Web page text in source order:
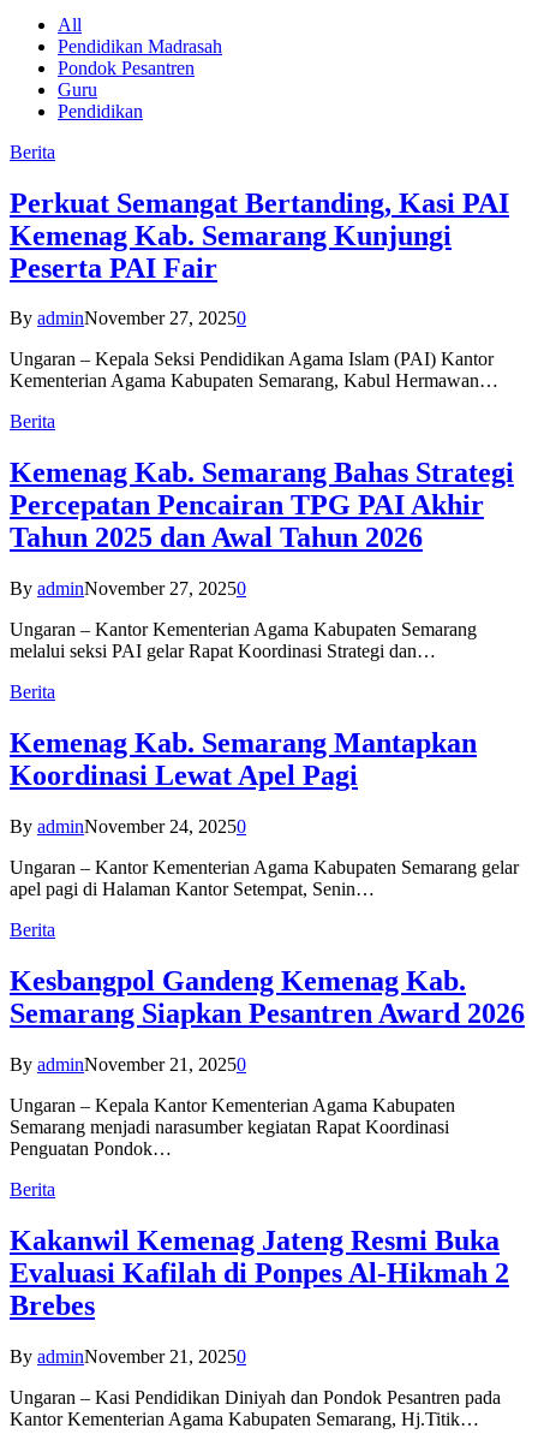
All
Pendidikan Madrasah
Pondok Pesantren
Guru
Pendidikan
Berita
Perkuat Semangat Bertanding, Kasi PAI
Kemenag Kab. Semarang Kunjungi
Peserta PAI Fair
By adminNovember 27, 20250
Ungaran – Kepala Seksi Pendidikan Agama Islam (PAI) Kantor
Kementerian Agama Kabupaten Semarang, Kabul Hermawan…
Berita
Kemenag Kab. Semarang Bahas Strategi
Percepatan Pencairan TPG PAI Akhir
Tahun 2025 dan Awal Tahun 2026
By adminNovember 27, 20250
Ungaran – Kantor Kementerian Agama Kabupaten Semarang
melalui seksi PAI gelar Rapat Koordinasi Strategi dan…
Berita
Kemenag Kab. Semarang Mantapkan
Koordinasi Lewat Apel Pagi
By adminNovember 24, 20250
Ungaran – Kantor Kementerian Agama Kabupaten Semarang gelar
apel pagi di Halaman Kantor Setempat, Senin…
Berita
Kesbangpol Gandeng Kemenag Kab.
Semarang Siapkan Pesantren Award 2026
By adminNovember 21, 20250
Ungaran – Kepala Kantor Kementerian Agama Kabupaten
Semarang menjadi narasumber kegiatan Rapat Koordinasi
Penguatan Pondok…
Berita
Kakanwil Kemenag Jateng Resmi Buka
Evaluasi Kafilah di Ponpes Al-Hikmah 2
Brebes
By adminNovember 21, 20250
Ungaran – Kasi Pendidikan Diniyah dan Pondok Pesantren pada
Kantor Kementerian Agama Kabupaten Semarang, Hj.Titik…